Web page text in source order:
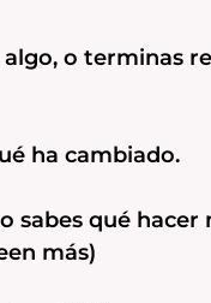
o terminas
ha cambiado.
sabes qué hacer
más)